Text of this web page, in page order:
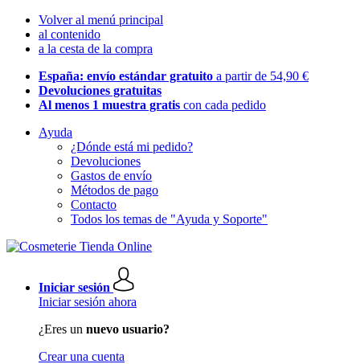
Volver al menú principal
al contenido
a la cesta de la compra
España: envío estándar gratuito a partir de 54,90 €
Devoluciones gratuitas
Al menos 1 muestra gratis con cada pedido
Ayuda
¿Dónde está mi pedido?
Devoluciones
Gastos de envío
Métodos de pago
Contacto
Todos los temas de "Ayuda y Soporte"
Iniciar sesión
Iniciar sesión ahora
¿Eres un nuevo usuario?
Crear una cuenta